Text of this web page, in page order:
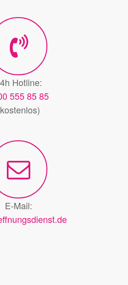
Hotline:
555 85 85
E-Mail: